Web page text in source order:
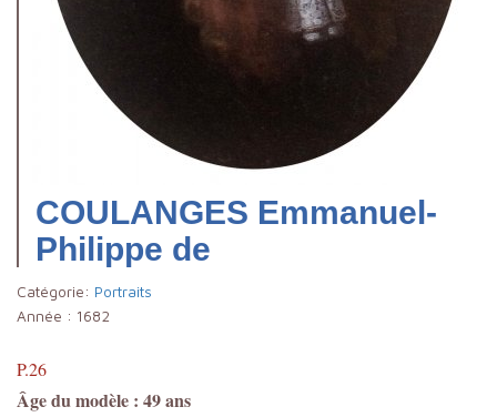
COULANGES Emmanuel-
Philippe de
Catégorie: Portraits
Année : 1682
P.26
Âge du modèle : 49 ans